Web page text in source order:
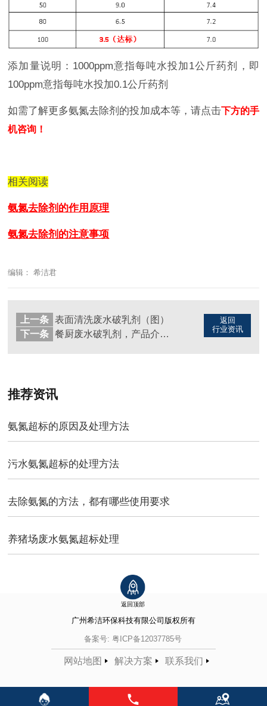
添加量说明：1000ppm意指每吨水投加1公斤药剂，即
100ppm意指每吨水投加0.1公斤药剂
如需了解更多氨氮去除剂的投加成本等，请点击下方的手
机咨询！
相关阅读
氨氮去除剂的作用原理
氨氮去除剂的注意事项
编辑： 希洁君
返回
行业资讯
上一条
表面清洗废水破乳剂（图）
下一条
餐厨废水破乳剂，产品介绍篇（图）
推荐资讯
氨氮超标的原因及处理方法
污水氨氮超标的处理方法
去除氨氮的方法，都有哪些使用要求
养猪场废水氨氮超标处理
返回顶部
广州希洁环保科技有限公司 版权所有
备案号: 粤ICP备12037785号
网站地图 解决方案 联系我们